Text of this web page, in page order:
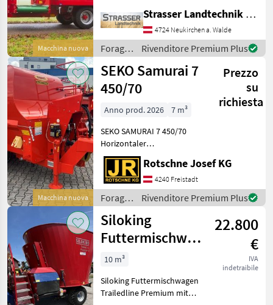
Macchina nuova
eine schnelle Ausdosierung
und gleichmäßige
Verteilung - Magnet an der
Mischschnecke - Überlaufri
Strasser Landtechnik GmbH
4724 Neukirchen a. Walde
Foraggiamento
/
Trioliet
Rivenditore Premium Plus
Macchina nuova
SEKO Samurai 7
450/70
Prezzo
su
richiesta
Anno prod. 2026
7 m³
SEKO SAMURAI 7 450/70
Horizontaler
Futtermischwagen Zwei
Mischschnecken mit 100
Schneidmesser
Doppelseitige direkte
Ausladung Kettenteppich
900x800, lin
Rotschne Josef KG
4240 Freistadt
Foraggiamento
/ Seko
Rivenditore Premium Plus
Siloking
Futtermischwagen
10 m
22.800
€
IVA
indetraibile
10 m³
Siloking Futtermischwagen
Trailedline Premium mit